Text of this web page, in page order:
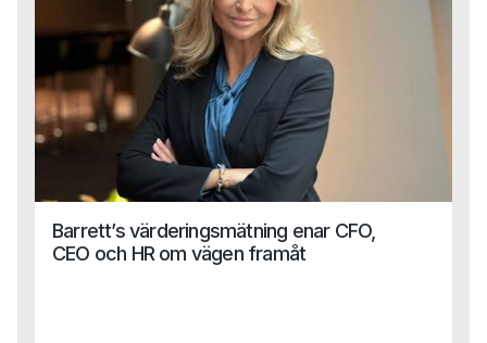
Barrett’s värderingsmätning enar CFO,
CEO och HR om vägen framåt